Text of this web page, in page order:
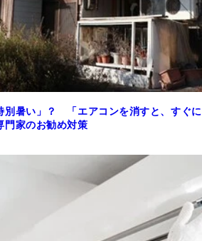
別暑い」？ 「エアコンを消すと、すぐに
門家のお勧め対策